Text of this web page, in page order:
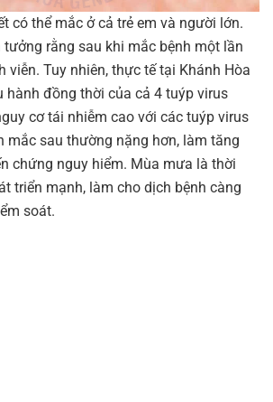
có thể mắc ở cả trẻ em và người lớn.
rằng sau khi mắc bệnh một lần
viễn. Tuy nhiên, thực tế tại Khánh Hòa
hành đồng thời của cả 4 tuýp virus
cơ tái nhiễm cao với các tuýp virus
mắc sau thường nặng hơn, làm tăng
chứng nguy hiểm. Mùa mưa là thời
triển mạnh, làm cho dịch bệnh càng
soát.